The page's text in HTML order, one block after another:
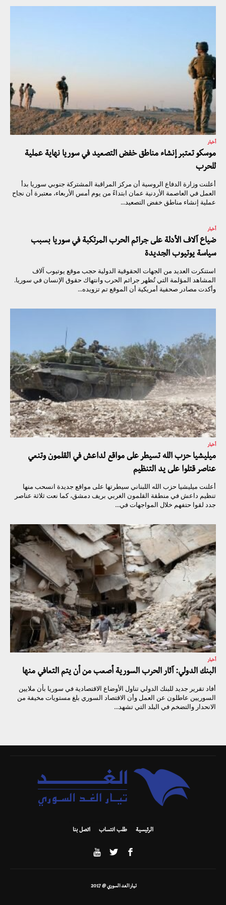
أخبار
موسكو تعتبر إنشاء مناطق خفض التصعيد في سوريا نهاية عملية
للحرب
أعلنت وزارة الدفاع الروسية أن مركز المراقبة المشتركة جنوبي سوريا بدأ
العمل في العاصمة الأردنية عمان ابتداءً من يوم أمس الأربعاء، معتبرة أن نجاح
عملية إنشاء مناطق خفض التصعيد...
أخبار
ضياع آلاف الأدلة على جرائم الحرب المرتكبة في سوريا بسبب
سياسة يوتيوب الجديدة
استنكرت العديد من الجهات الحقوقية الدولية حجب موقع يوتيوب آلاف
المشاهد المؤلمة التي تُظهر جرائم الحرب وانتهاك حقوق الإنسان في سوريا.
وأكدت مصادر صحفية أمريكية أن الموقع تم تزويده...
أخبار
ميليشيا حزب الله تسيطر على مواقع لداعش في القلمون وتنعي
عناصر قتلوا على يد التنظيم
أعلنت ميليشيا حزب الله اللبناني سيطرتها على مواقع جديدة انسحب منها
تنظيم داعش في منطقة القلمون الغربي بريف دمشق، كما نعت ثلاثة عناصر
جدد لقوا حتفهم خلال المواجهات في...
أخبار
البنك الدولي: آثار الحرب السورية أصعب من أن يتم التعافي منها
أفاد تقرير جديد للبنك الدولي تناول الأوضاع الاقتصادية في سوريا بأن ملايين
السوريين عاطلون عن العمل وأن الاقتصاد السوري بلغ مستويات مخيفة من
الانحدار والتضخم في البلد التي تشهد...
الرئيسية طلب انتساب اتصل بنا
تيار الغد السوري @ 2017